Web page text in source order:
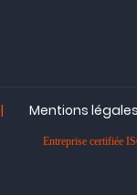
| Mentions légales
Entreprise certifiée